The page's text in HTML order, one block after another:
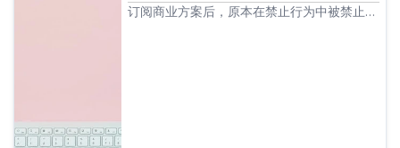
订阅商业方案后，原本在禁止行为中被禁止的